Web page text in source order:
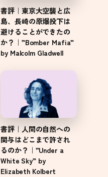
書評｜東京大空襲と広
島、長崎の原爆投下は
避けることができたの
か？｜”Bomber Mafia”
by Malcolm Gladwell
書評｜人間の自然への
関与はどこまで許され
るのか？｜”Under a
White Sky” by
Elizabeth Kolbert